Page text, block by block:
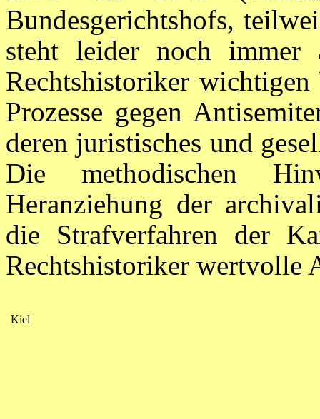
Bundesgerichtshofs,
steht leider noch
Rechtshistoriker
Prozesse gegen
deren juristisches und
Die methodischen
Heranziehung der
die Strafverfahren der
Rechtshistoriker wertvolle
Kiel